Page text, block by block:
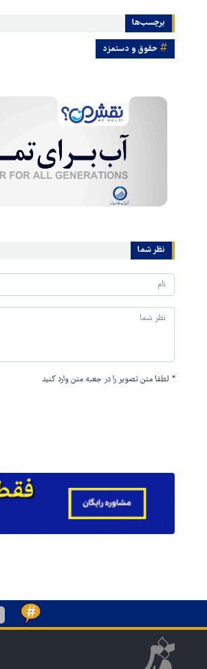
برچسب‌ها
حقوق و دستمزد
نظر شما
* لطفا متن تصویر را در جعبه متن وارد کنید